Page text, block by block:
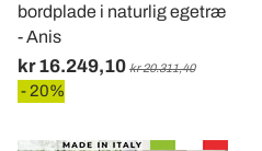
bordplade i naturlig egetræ
- Anis
kr 16.249,10 kr 20.311,40
- 20%